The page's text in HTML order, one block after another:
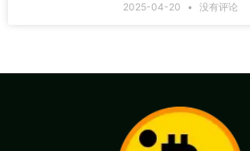
2025-04-20 没有评论